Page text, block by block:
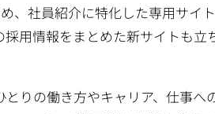
、社員紹介に特化した専用サイト
採用情報をまとめた新サイトも立
とりの働き方やキャリア、仕事へ